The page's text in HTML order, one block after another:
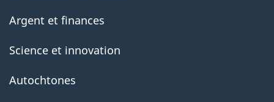
Argent et finances
Science et innovation
Autochtones